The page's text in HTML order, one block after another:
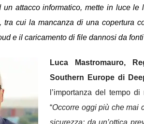
un attacco informatico, mette in luce
tra cui la mancanza di una copertura
e il caricamento di file dannosi da
Luca Mastromauro,
Southern Europe di
l’importanza del tempo
“Occorre oggi più che mai
sicurezza: da un’ottica